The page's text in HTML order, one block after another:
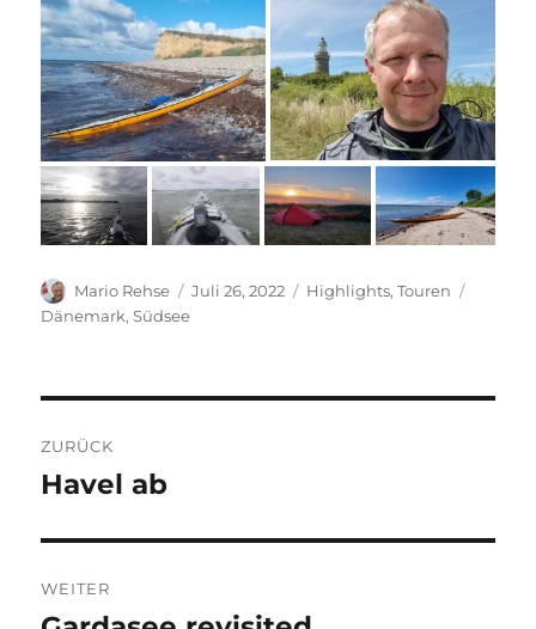
Autor
Mario Rehse
Veröffentlicht
Juli 26, 2022 Kategorien
Highlights,Touren
Dänemark,Südsee
ZURÜCK
Vorheriger
Havel ab
WEITER